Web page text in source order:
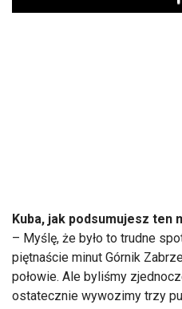
Kuba, jak podsumujesz ten
– Myślę, że było to trudne
piętnaście minut Górnik
połowie. Ale byliśmy
ostatecznie wywozimy trzy